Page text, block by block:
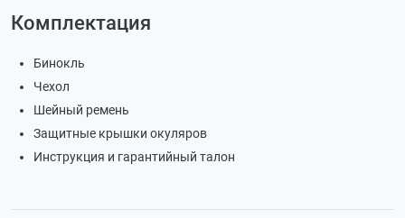
Комплектация
Бинокль
Чехол
Шейный ремень
Защитные крышки окуляров
Инструкция и гарантийный талон